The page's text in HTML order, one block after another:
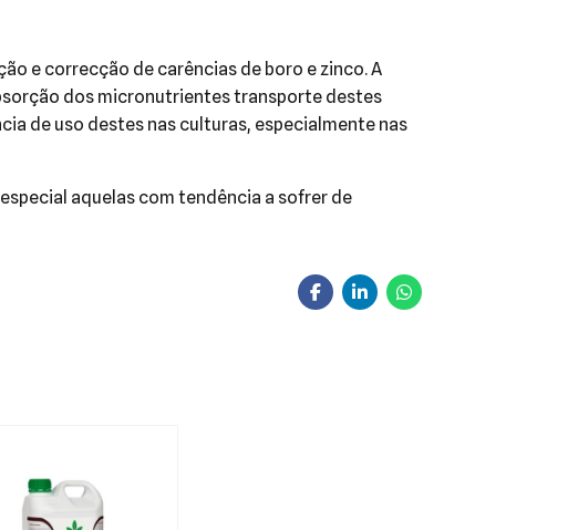
e correcção de carências de boro e zinco. A
dos micronutrientes transporte destes
de uso destes nas culturas, especialmente nas
aquelas com tendência a sofrer de